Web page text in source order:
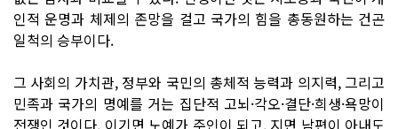
인적 운명과 체제의 존망을 걸고 국가의 힘을 총동원하는 건곤
일척의 승부이다.
그 사회의 가치관, 정부와 국민의 총체적 능력과 의지력, 그리고
민족과 국가의 명예를 거는 집단적 고뇌·각오·결단·희생·욕망이
전쟁인 것이다. 이기면 노예가 주인이 되고, 지면 남편이 아내도